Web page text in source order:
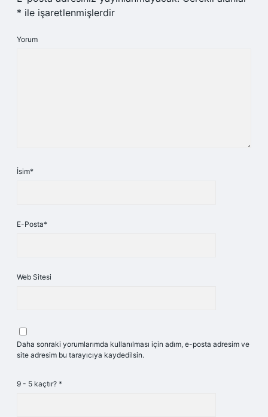
* ile işaretlenmişlerdir
Yorum
İsim*
E-Posta*
Web Sitesi
Daha sonraki yorumlarımda kullanılması için adım, e-posta adresim ve
site adresim bu tarayıcıya kaydedilsin.
9 - 5 kaçtır? *